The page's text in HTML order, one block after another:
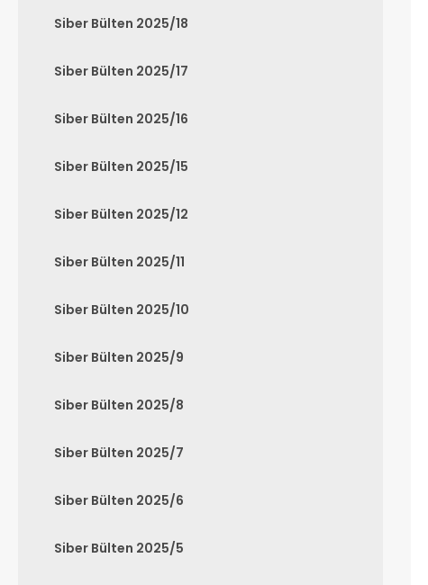
Siber Bülten 2025/18
Siber Bülten 2025/17
Siber Bülten 2025/16
Siber Bülten 2025/15
Siber Bülten 2025/12
Siber Bülten 2025/11
Siber Bülten 2025/10
Siber Bülten 2025/9
Siber Bülten 2025/8
Siber Bülten 2025/7
Siber Bülten 2025/6
Siber Bülten 2025/5